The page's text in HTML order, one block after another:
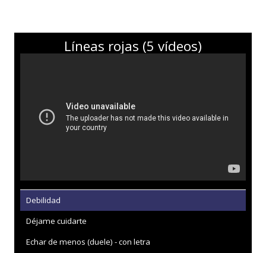
Líneas rojas (5 vídeos)
Debilidad
Déjame cuidarte
Echar de menos (duele) - con letra